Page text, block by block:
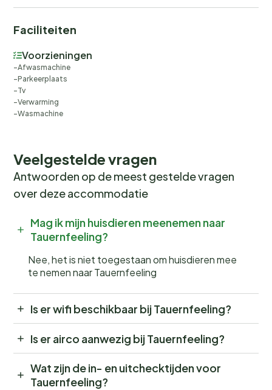
Faciliteiten
Voorzieningen
Afwasmachine
Parkeerplaats
Tv
Verwarming
Wasmachine
Veelgestelde vragen
Antwoorden op de meest gestelde vragen
over deze accommodatie
Mag ik mijn huisdieren meenemen naar
Tauernfeeling?
Nee, het is niet toegestaan om huisdieren mee
te nemen naar Tauernfeeling
Is er wifi beschikbaar bij Tauernfeeling?
Is er airco aanwezig bij Tauernfeeling?
Wat zijn de in- en uitchecktijden voor
Tauernfeeling?